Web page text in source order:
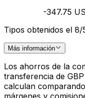
-347.75
Tipos obtenidos el 8/
Más información
Los ahorros de la
transferencia de
calculan